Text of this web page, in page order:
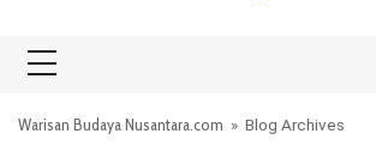
Warisan Budaya Nusantara.com » Blog Archives